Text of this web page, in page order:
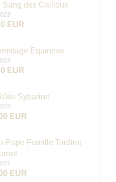
Sang des Cailloux
EUR
Equinoxe
EUR
Sybarine
EUR
Pape Famille Tardieu
EUR